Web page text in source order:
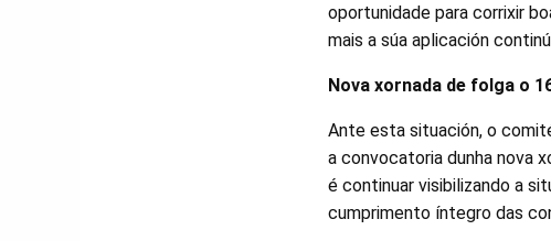
oportunidade para corrixir
mais a súa aplicación
Nova xornada de folga o
Ante esta situación, o
a convocatoria dunha nova
é continuar visibilizando a
cumprimento íntegro das